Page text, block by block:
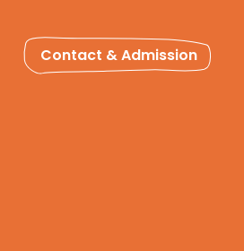
Contact & Admission